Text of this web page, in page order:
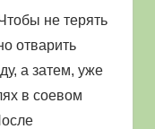
не терять
отварить
а затем, уже
в соевом